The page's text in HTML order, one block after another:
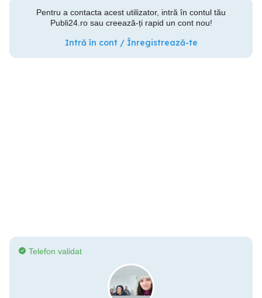
Pentru a contacta acest utilizator, intră în contul tău
Publi24.ro sau creează-ți rapid un cont nou!
Intră în cont / Înregistrează-te
Telefon validat